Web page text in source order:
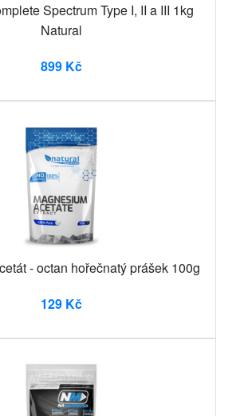
Spectrum Type I, II a III 1kg
Natural
899 Kč
- octan hořečnatý prášek 100g
129 Kč